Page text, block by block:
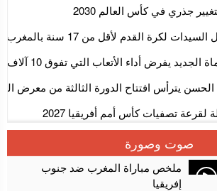
جذري في كأس العالم 2030
قرعة مونديال السيدات لكرة
يفرض أداء الأتعاب التي تفوق 10 آلاف درهم بالشيك
الحسن يترأس افتتاح الدورة الثالثة من معرض
لقرعة تصفيات كأس أمم أفريقيا 2027
وحجز أكثر من 4300 قرص مخدر وكوكايين وإكستازي
داخل فضاء للشيشة تستنفر شرطة أكادير
صوت وصورة
ملخص مباراة المغرب ضد جنوب
إفريقيا